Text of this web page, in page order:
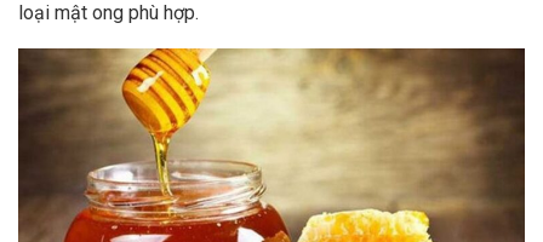
loại mật ong phù hợp.